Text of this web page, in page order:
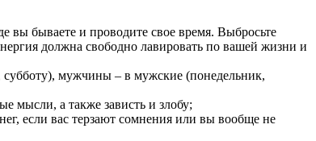
вы бываете и проводите свое время. Выбросьте
должна свободно лавировать по вашей жизни и
мужчины – в мужские (понедельник,
мысли, а также зависть и злобу;
если вас терзают сомнения или вы вообще не